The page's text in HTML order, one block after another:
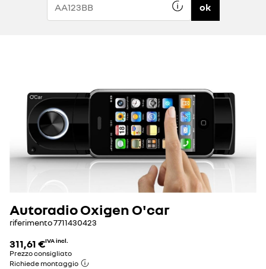
ok
Autoradio Oxigen O'car
riferimento7711430423
311,61 €IVA incl.
Prezzo consigliato
Richiede montaggio